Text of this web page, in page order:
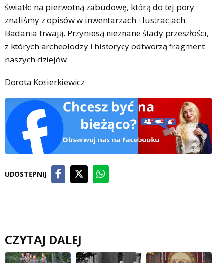
światło na pierwotną zabudowę, którą do tej pory
znaliśmy z opisów w inwentarzach i lustracjach.
Badania trwają. Przyniosą nieznane ślady przeszłości,
z których archeolodzy i historycy odtworzą fragment
naszych dziejów.
Dorota Kosierkiewicz
UDOSTĘPNIJ
CZYTAJ DALEJ